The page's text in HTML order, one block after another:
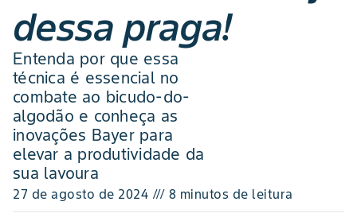
dessa praga!
Entenda por que essa
técnica é essencial no
combate ao bicudo-do-
algodão e conheça as
inovações Bayer para
elevar a produtividade da
sua lavoura
27 de agosto de 2024 /// 8 minutos de leitura